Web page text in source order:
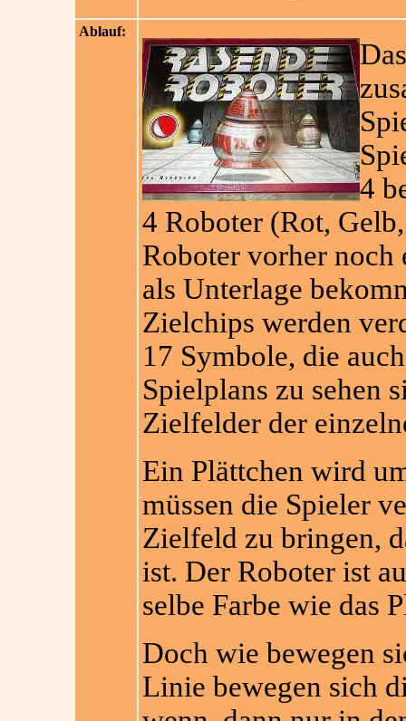
Ablauf:
4
4 Roboter (Rot,
Roboter vorher noch
als Unterlage
Zielchips werden
17 Symbole, die
Spielplans zu sehen
Zielfelder der
Ein Plättchen wird
müssen die Spieler
Zielfeld zu bringen,
ist. Der Roboter ist
selbe Farbe wie das
Doch wie bewegen
Linie bewegen sich